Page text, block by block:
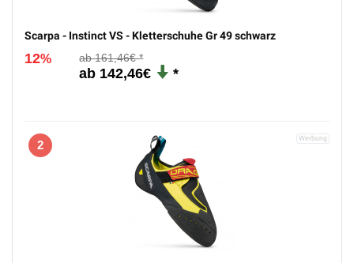
Scarpa - Instinct VS - Kletterschuhe Gr 49 schwarz
12% 161,46€
142,46€
2